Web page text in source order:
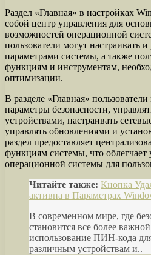
Раздел «Главная» в настройках
собой центр управления для
возможностей операционной
пользователи могут настраивать
параметрами системы, а также
функциям и инструментам,
оптимизации.
В разделе «Главная»
параметры безопасности,
устройствами, настраивать
управлять обновлениями и
раздел предоставляет
функциям системы, что облегчает
операционной системы для
Читайте также: Кнопка
активна в Параметрах
В современном мире, где
становится все более
использование ПИН-кода
различным устройствам и..